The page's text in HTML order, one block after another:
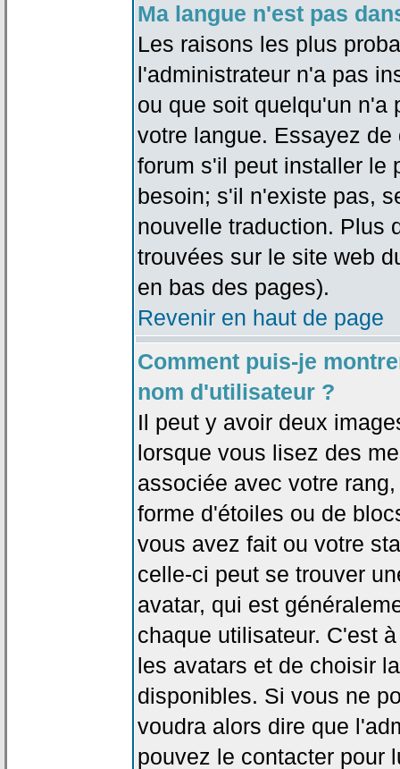
Ma langue n'est pas
Les raisons les plus
l'administrateur n'a pas
ou que soit quelqu'un n'a
votre langue. Essayez
forum s'il peut installer le
besoin; s'il n'existe pas,
nouvelle traduction. Plus
trouvées sur le site web
en bas des pages).
Revenir en haut de page
Comment puis-je
nom d'utilisateur ?
Il peut y avoir deux
lorsque vous lisez des
associée avec votre
forme d'étoiles ou de
vous avez fait ou votre
celle-ci peut se trouver
avatar, qui est
chaque utilisateur. C'est
les avatars et de choisir
disponibles. Si vous ne
voudra alors dire que
pouvez le contacter pour